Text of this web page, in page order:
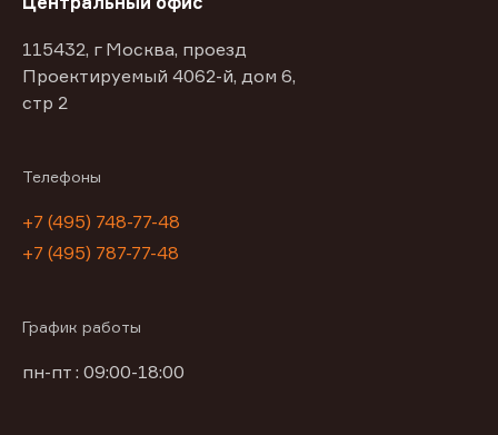
115432, г Москва, проезд
Проектируемый 4062-й, дом 6,
стр 2
Телефоны
+7 (495) 748-77-48
+7 (495) 787-77-48
График работы
пн-пт : 09:00-18:00